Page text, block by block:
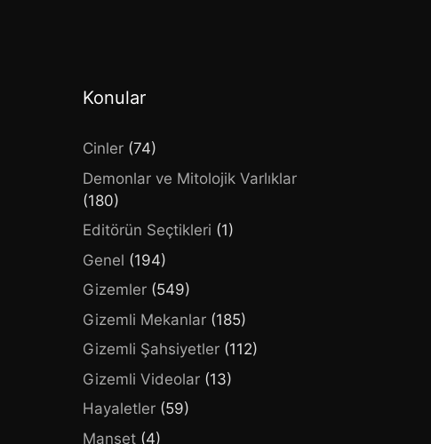
Konular
Cinler (74)
Demonlar ve Mitolojik Varlıklar
(180)
Editörün Seçtikleri (1)
Genel (194)
Gizemler (549)
Gizemli Mekanlar (185)
Gizemli Şahsiyetler (112)
Gizemli Videolar (13)
Hayaletler (59)
Manşet (4)